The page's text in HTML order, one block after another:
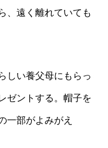
、遠く離れていても
しい養父母にもらっ
ゼントする。帽子を
一部がよみがえ